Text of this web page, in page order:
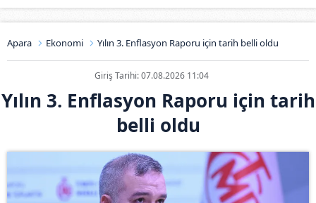
Apara Ekonomi Yılın 3. Enflasyon Raporu için tarih belli oldu
Giriş Tarihi: 07.08.2026 11:04
Yılın 3. Enflasyon Raporu için tarih
belli oldu